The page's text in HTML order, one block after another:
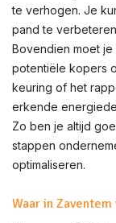
te verhogen. Je
pand te
Bovendien moet je
potentiële kopers
keuring of het
erkende
Zo ben je altijd
stappen
optimaliseren.
Waar in